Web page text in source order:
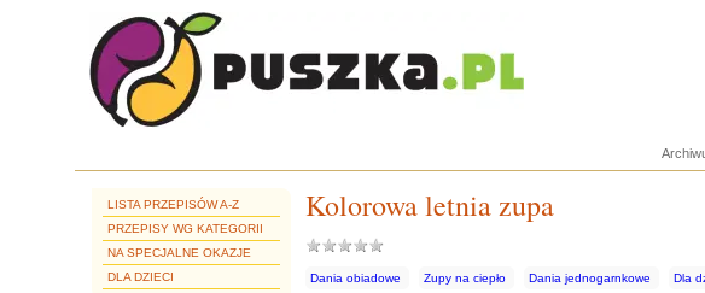
LISTA PRZEPISÓW A-Z
PRZEPISY WG KATEGORII
NA SPECJALNE OKAZJE
DLA DZIECI
Kolorowa letnia zupa
Dania obiadowe Zupy na ciepło Dania jednogarnkowe Dla